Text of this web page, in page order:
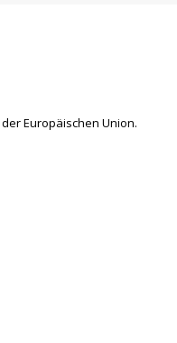
Europäischen Union.